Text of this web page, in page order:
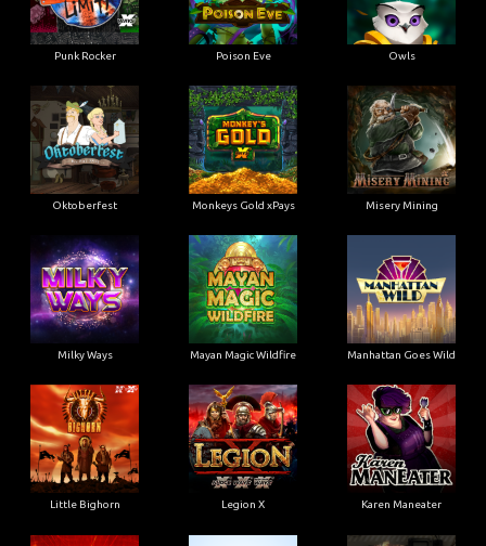
Punk Rocker Poison Eve Owls
Oktoberfest Monkeys Gold xPays Misery Mining
Milky Ways Mayan Magic Wildfire Manhattan Goes Wild
Little Bighorn Legion X Karen Maneater